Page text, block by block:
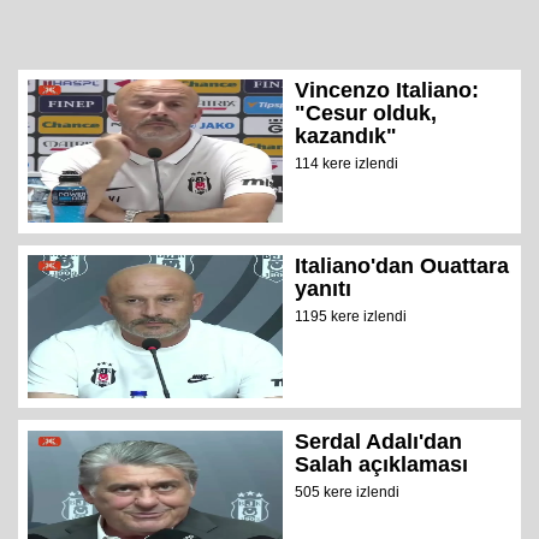
Vincenzo Italiano:
"Cesur olduk,
kazandık"
114 kere izlendi
Italiano'dan Ouattara
yanıtı
1195 kere izlendi
Serdal Adalı'dan
Salah açıklaması
505 kere izlendi